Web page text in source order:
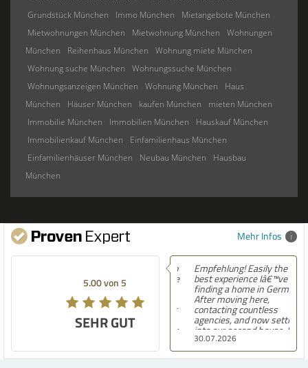
Grundstück München
Immo München
Mietangebote München
Mietwohnungen München
Mietwohnung München
Wohnungen
München
Reihenhaus München
Wohnung miete München
Wohnung suche München
Wohnungssuche München
Wohnungsanzeigen München
Wohnung München
Haus
München
Häuser München kaufen München
mieten München
Immobilie München
Immobilien München
Hauskauf München
Immobilienkauf München
Einfamilienhaus München
Einfamilienhäuser München
Neubau München
Hausbau
München
Mehr Infos
5.00 von 5
SEHR GUT
30.07.2026
Empfehlung! Easily the
best experience Iâ€™ve had
finding a home in Germany.
After moving here,
contacting countless
agencies, and now settling
into our second house, I
know firsthand how
challenging and
overwhelming the German